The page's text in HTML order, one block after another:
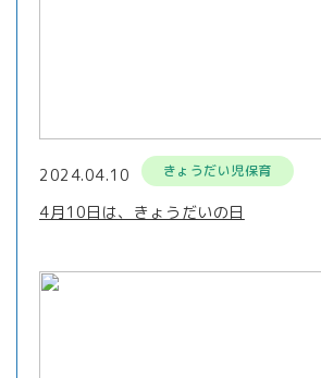
2024.04.10 きょうだい児保育
4月10日は、きょうだいの日